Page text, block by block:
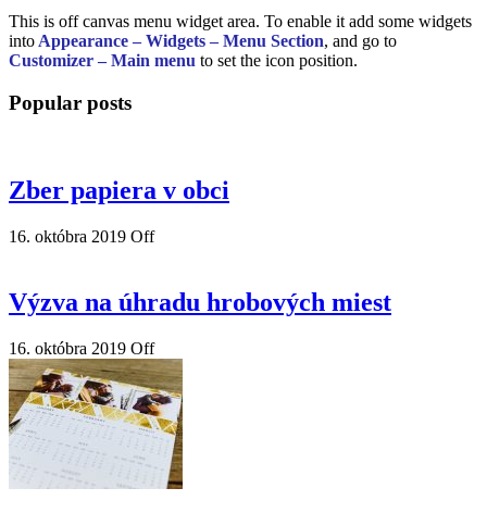
This is off canvas menu widget area. To enable it add some widgets
into Appearance – Widgets – Menu Section, and go to
Customizer – Main menu to set the icon position.
Popular posts
Zber papiera v obci
16. októbra 2019 Off
Výzva na úhradu hrobových miest
16. októbra 2019 Off